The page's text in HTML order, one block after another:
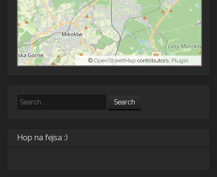
© OpenStreetMap contributors. Plugin
Search
Hop na fejsa :)